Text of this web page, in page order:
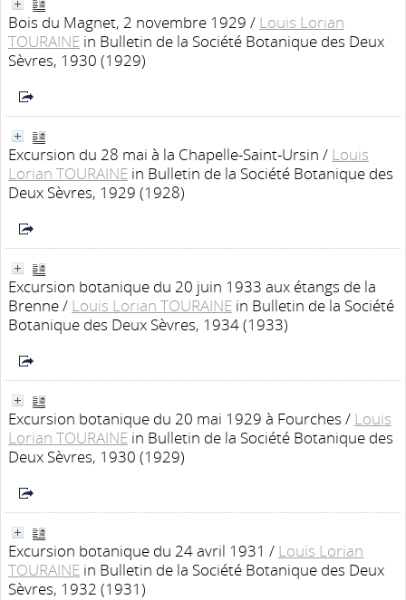
Bois du Magnet, 2 novembre 1929 / Louis Lorian
TOURAINE in Bulletin de la Société Botanique des Deux
Sèvres, 1930 (1929)
Excursion du 28 mai à la Chapelle-Saint-Ursin / Louis
Lorian TOURAINE in Bulletin de la Société Botanique des
Deux Sèvres, 1929 (1928)
Excursion botanique du 20 juin 1933 aux étangs de la
Brenne/ Louis Lorian TOURAINE in Bulletin de la Société
Botanique des Deux Sèvres, 1934 (1933)
Excursion botanique du 20 mai 1929 à Fourches / Louis
Lorian TOURAINE in Bulletin de la Société Botanique des
Deux Sèvres, 1930 (1929)
Excursion botanique du 24 avril 1931 / Louis Lorian
TOURAINE in Bulletin de la Société Botanique des Deux
Sèvres, 1932 (1931)